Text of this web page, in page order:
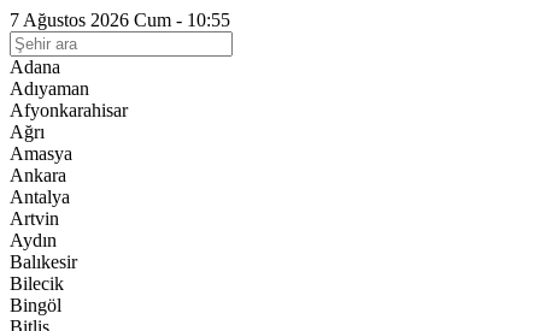
7 Ağustos 2026 Cum - 10:55
Adana
Adıyaman
Afyonkarahisar
Ağrı
Amasya
Ankara
Antalya
Artvin
Aydın
Balıkesir
Bilecik
Bingöl
Bitlis